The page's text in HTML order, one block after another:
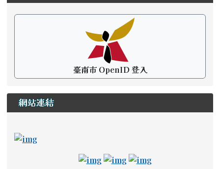
臺南市 OpenID 登入
網站連結
link to https://newstd.tn.edu.tw \_blank
link to http://course.tn.edu.tw/
link to https://adl.edu.tw/
link to https://
link to https://